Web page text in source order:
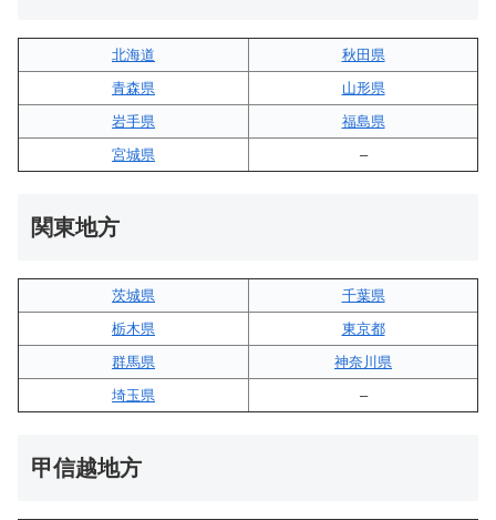
北海道
秋田県
青森県
山形県
岩手県
福島県
宮城県
–
関東地方
茨城県
千葉県
栃木県
東京都
群馬県
神奈川県
埼玉県
–
甲信越地方